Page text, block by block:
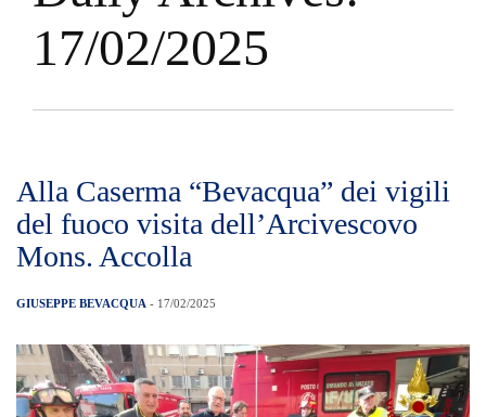
17/02/2025
Alla Caserma “Bevacqua” dei vigili
del fuoco visita dell’Arcivescovo
Mons. Accolla
GIUSEPPE BEVACQUA - 17/02/2025